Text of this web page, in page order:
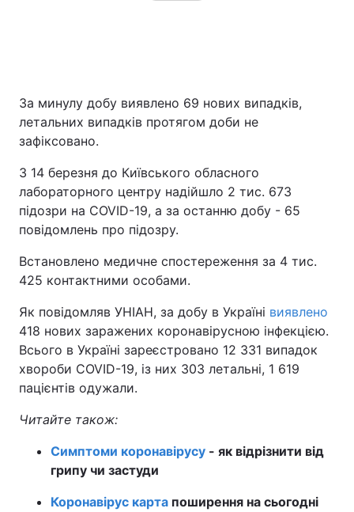
За минулу добу виявлено 69 нових випадків,
летальних випадків протягом доби не
зафіксовано.
З 14 березня до Київського обласного
лабораторного центру надійшло 2 тис. 673
підозри на COVID-19, а за останню добу - 65
повідомлень про підозру.
Встановлено медичне спостереження за 4 тис.
425 контактними особами.
Як повідомляв УНІАН, за добу в Україні виявлено
418 нових заражених коронавірусною інфекцією.
Всього в Україні зареєстровано 12 331 випадок
хвороби COVID-19, із них 303 летальні, 1 619
пацієнтів одужали.
Читайте також:
Симптоми коронавірусу - як відрізнити від
грипу чи застуди
Коронавірус карта поширення на сьогодні